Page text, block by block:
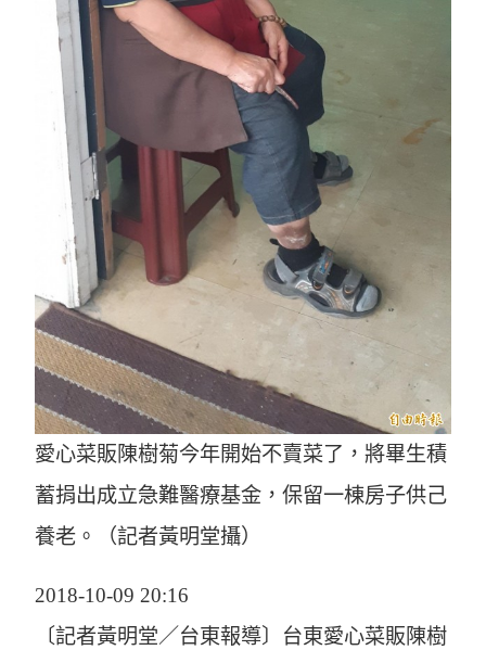
愛心菜販陳樹菊今年開始不賣菜了，將畢生積
蓄捐出成立急難醫療基金，保留一棟房子供己
養老。（記者黃明堂攝）
2018-10-09 20:16
〔記者黃明堂／台東報導〕台東愛心菜販陳樹